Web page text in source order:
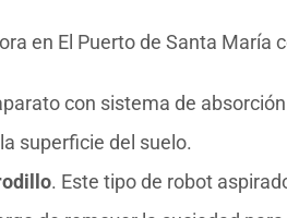
en El Puerto de Santa María
con sistema de
superficie del suelo.
. Este tipo de robot